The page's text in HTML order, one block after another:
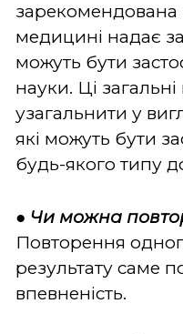
зарекомендована
медицині надає
можуть бути
науки. Ці
узагальнити у
які можуть бути
будь-якого типу
● Чи можна
Повторення
результату саме
впевненість.